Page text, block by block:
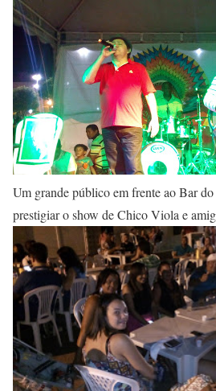
Um grande público em frente ao Bar
prestigiar o show de Chico Viola e